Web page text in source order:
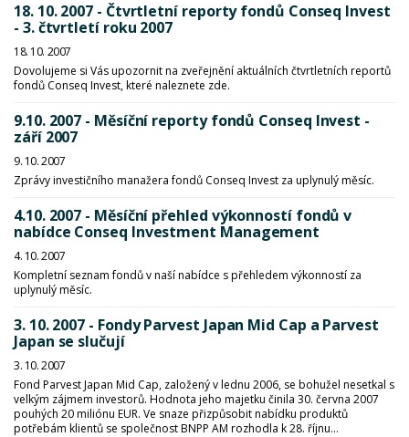
18. 10. 2007 - Čtvrtletní reporty fondů Conseq Invest
- 3. čtvrtletí roku 2007
18. 10. 2007
Dovolujeme si Vás upozornit na zveřejnění aktuálních čtvrtletních reportů
fondů Conseq Invest, které naleznete zde.
9.10. 2007 - Měsíční reporty fondů Conseq Invest -
září 2007
9. 10. 2007
Zprávy investičního manažera fondů Conseq Invest za uplynulý měsíc.
4.10. 2007 - Měsíční přehled výkonností fondů v
nabídce Conseq Investment Management
4. 10. 2007
Kompletní seznam fondů v naší nabídce s přehledem výkonností za
uplynulý měsíc.
3. 10. 2007 - Fondy Parvest Japan Mid Cap a Parvest
Japan se slučují
3. 10. 2007
Fond Parvest Japan Mid Cap, založený v lednu 2006, se bohužel nesetkal s
velkým zájmem investorů. Hodnota jeho majetku činila 30. června 2007
pouhých 20 miliónu EUR. Ve snaze přizpůsobit nabídku produktů
potřebám klientů se společnost BNPP AM rozhodla k 28. říjnu...